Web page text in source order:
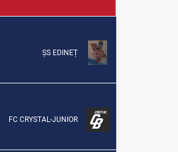
ȘS EDINEȚ
FC CRYSTAL-JUNIOR